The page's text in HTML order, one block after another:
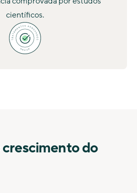
científicos.
do